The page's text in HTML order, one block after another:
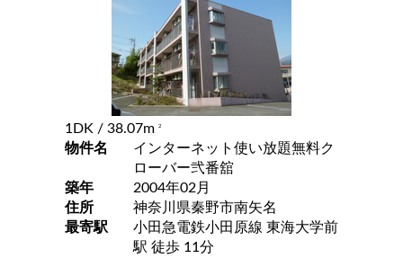
1DK / 38.07m 2
物件名
インターネット使い放題無料ク
ローバー弐番舘
築年
2004年02月
住所
神奈川県秦野市南矢名
最寄駅
小田急電鉄小田原線 東海大学前
駅 徒歩 11分